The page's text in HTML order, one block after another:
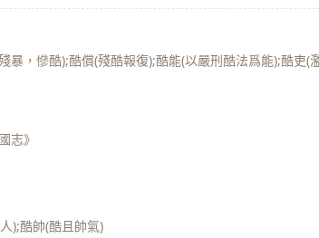
暴，慘酷);酷償(殘酷報復);酷能(以嚴刑酷法爲能);酷吏(
志》
);酷帥(酷且帥氣)